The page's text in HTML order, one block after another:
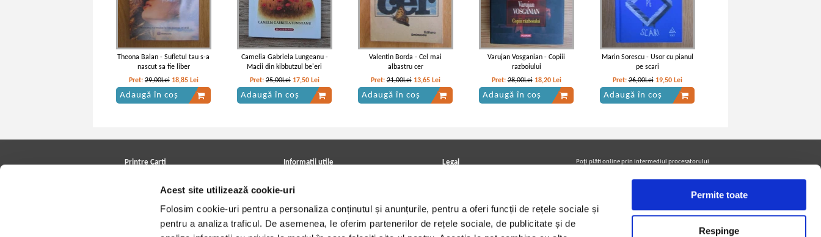
Acest site utilizează cookie-uri
Folosim cookie-uri pentru a personaliza conținutul și anunțurile, pentru a oferi funcții de rețele sociale și
pentru a analiza traficul. De asemenea, le oferim partenerilor de rețele sociale, de publicitate și de
Permite toate
Respinge
Theona Balan - Sufletul tau s-a
nascut sa fie liber
Pret: 29,00Lei 18,85 Lei
Adaugă în coș
Camelia Gabriela Lungeanu -
Macii din kibbutzul be'eri
Pret:25,00Lei 17,50 Lei
Adaugă în coș
Valentin Borda - Cel mai
albastru cer
Pret:21,00Lei 13,65 Lei
Adaugă în coș
Varujan Vosganian - Copiii
razboiului
Pret:28,00Lei 18,20 Lei
Adaugă în coș
Marin Sorescu - Usor cu pianul
pe scari
Pret:26,00Lei 19,50 Lei
Adaugă în coș
Printre Carti
Cele mai căutate cărți
Informatii utile
Achizitii viniluri, casete, CD/DVD
Cum cumpar?
Politica de livrare
Retur comenzi
Legal
Termeni si conditii
Utilizare cookie-uri
Poţi plăti online prin intermediul procesatorului
Urmăreşte-ne pe facebook pentru a fi la curent cu